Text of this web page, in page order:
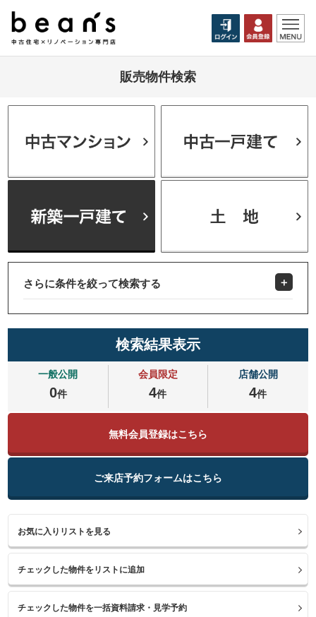
販売物件検索
さらに条件を絞って検索する
検索結果表示
一般公開
0件
会員限定
4件
店舗公開
4件
無料会員登録はこちら
ご来店予約フォームはこちら
お気に入りリストを見る